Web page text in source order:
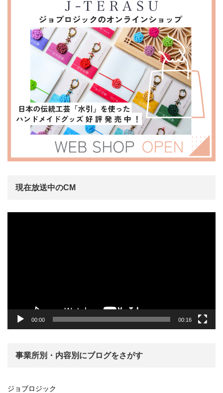
現在放送中のCM
00:00 00:16
事業所別・内容別にブログをさがす
ジョブロジック